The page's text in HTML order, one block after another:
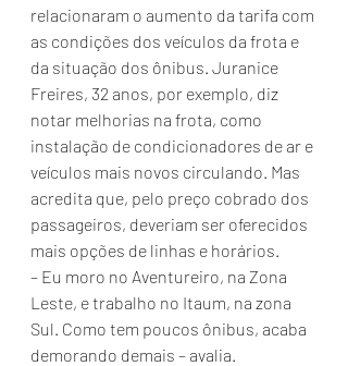
relacionaram o aumento da tarifa com
as condições dos veículos da frota e
da situação dos ônibus. Juranice
Freires, 32 anos, por exemplo, diz
notar melhorias na frota, como
instalação de condicionadores de ar e
veículos mais novos circulando. Mas
acredita que, pelo preço cobrado dos
passageiros, deveriam ser oferecidos
mais opções de linhas e horários.
– Eu moro no Aventureiro, na Zona
Leste, e trabalho no Itaum, na zona
Sul. Como tem poucos ônibus, acaba
demorando demais – avalia.